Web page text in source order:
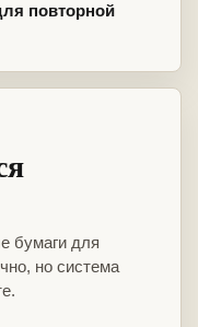
повторной
бумаги для
но система